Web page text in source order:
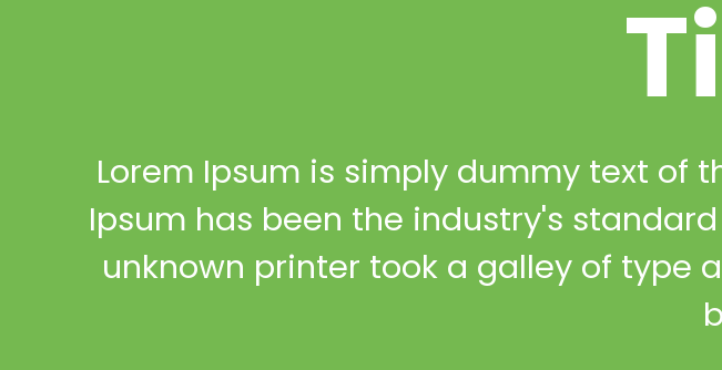
Lorem Ipsum is simply dummy text of
Ipsum has been the industry's
unknown printer took a galley of type